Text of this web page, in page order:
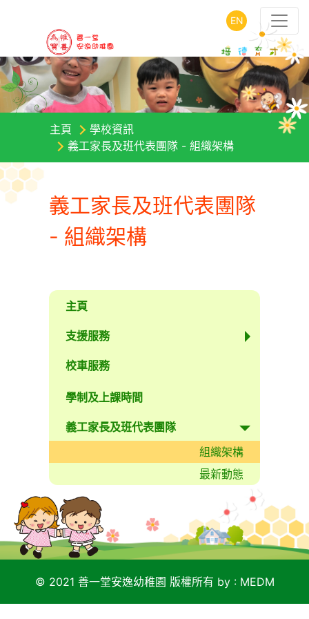
EN
主頁
學校資訊
義工家長及班代表團隊 - 組織架構
主頁
支援服務
校車服務
學制及上課時間
義工家長及班代表團隊
組織架構
最新動態
義工家長及班代表團隊
- 組織架構
© 2021 善一堂安逸幼稚園 版權所有 by : MEDM